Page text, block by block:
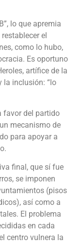
lo que apremia
el
como lo hubo,
Es oportuno
artífice de la
la inclusión: “lo
favor del partido
mecanismo de
para apoyar a
final, que sí fue
se imponen
(pisos
así como a
El problema
en cada
centro vulnera la